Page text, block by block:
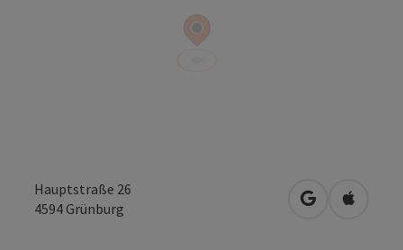
Hauptstraße 26
4594 Grünburg in Google
in